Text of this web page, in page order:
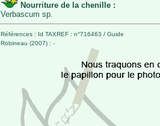
Nourriture de la chenille :
Verbascum sp.
Références : Id TAXREF : n°716463 / Guide
Robineau (2007) : -